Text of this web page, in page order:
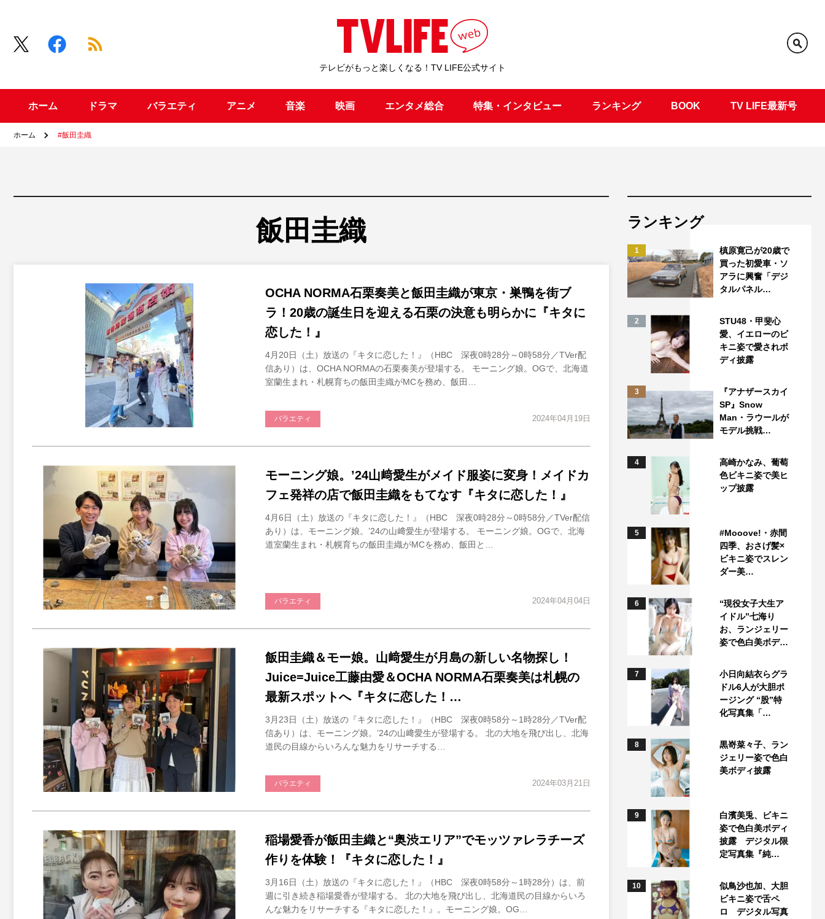
テレビがもっと楽しくなる！TV LIFE公式サイト
ホーム ドラマ バラエティ アニメ 音楽 映画 エンタメ総合 特集・インタビュー ランキング BOOK TV LIFE最新号
ホーム #飯田圭織
飯田圭織
OCHA NORMA石栗奏美と飯田圭織が東京・巣鴨を街ブ
ラ！20歳の誕生日を迎える石栗の決意も明らかに『キタに
恋した！』
4月20日（土）放送の『キタに恋した！』（HBC 深夜0時28分～0時58分／TVer配
信あり）は、OCHA NORMAの石栗奏美が登場する。 モーニング娘。OGで、北海道
室蘭生まれ・札幌育ちの飯田圭織がMCを務め、飯田…
2024年04月19日
バラエティ
モーニング娘。’24山﨑愛生がメイド服姿に変身！メイドカ
フェ発祥の店で飯田圭織をもてなす『キタに恋した！』
4月6日（土）放送の『キタに恋した！』（HBC 深夜0時28分～0時58分／TVer配信
あり）は、モーニング娘。’24の山﨑愛生が登場する。 モーニング娘。OGで、北海
道室蘭生まれ・札幌育ちの飯田圭織がMCを務め、飯田と…
2024年04月04日
バラエティ
飯田圭織＆モー娘。山﨑愛生が月島の新しい名物探し！
Juice=Juice工藤由愛＆OCHA NORMA石栗奏美は札幌の
最新スポットへ『キタに恋した！…
3月23日（土）放送の『キタに恋した！』（HBC 深夜0時58分～1時28分／TVer配
信あり）は、モーニング娘。’24の山﨑愛生が登場する。 北の大地を飛び出し、北海
道民の目線からいろんな魅力をリサーチする…
2024年03月21日
バラエティ
稲場愛香が飯田圭織と“奥渋エリア”でモッツァレラチーズ
作りを体験！『キタに恋した！』
3月16日（土）放送の『キタに恋した！』（HBC 深夜0時58分～1時28分）は、前
週に引き続き稲場愛香が登場する。 北の大地を飛び出し、北海道民の目線からいろ
んな魅力をリサーチする『キタに恋した！』。モーニング娘。OG…
ランキング
1
槙原寛己が20歳で
買った初愛車・ソ
アラに興奮「デジ
タルパネル…
2
STU48・甲斐心
愛、イエローのビ
キニ姿で愛されボ
ディ披露
3
『アナザースカイ
SP』Snow
Man・ラウールが
モデル挑戦…
4
高崎かなみ、葡萄
色ビキニ姿で美ヒ
ップ披露
5
#Mooove!・赤間
四季、おさげ髪×
ビキニ姿でスレン
ダー美…
6
“現役女子大生ア
イドル”七海り
お、ランジェリー
姿で色白美ボデ…
7
小日向結衣らグラ
ドル6人が大胆ポ
ージング “股”特
化写真集「…
8
黒嵜菜々子、ラン
ジェリー姿で色白
美ボディ披露
9
白濱美兎、ビキニ
姿で色白美ボディ
披露 デジタル限
定写真集『純…
10
似鳥沙也加、大胆
ビキニ姿で舌ペ
ロ デジタル写真